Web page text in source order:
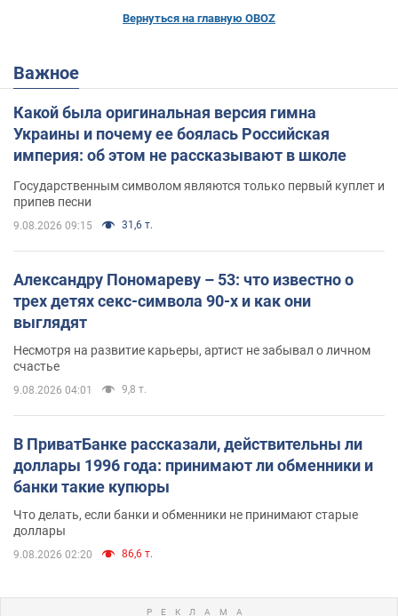
Вернуться на главную OBOZ
Важное
Какой была оригинальная версия гимна
Украины и почему ее боялась Российская
империя: об этом не рассказывают в школе
Государственным символом являются только первый куплет и
припев песни
9.08.2026 09:15 31,6 т.
Александру Пономареву – 53: что известно о
трех детях секс-символа 90-х и как они
выглядят
Несмотря на развитие карьеры, артист не забывал о личном
счастье
9.08.2026 04:01 9,8 т.
В ПриватБанке рассказали, действительны ли
доллары 1996 года: принимают ли обменники и
банки такие купюры
Что делать, если банки и обменники не принимают старые
доллары
9.08.2026 02:20 86,6 т.